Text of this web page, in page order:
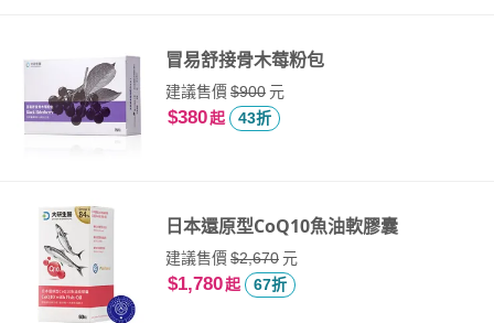
冒易舒接骨木莓粉包
建議售價$900元
$380起 43折
日本還原型CoQ10魚油軟膠囊
建議售價$2,670元
$1,780起 67折